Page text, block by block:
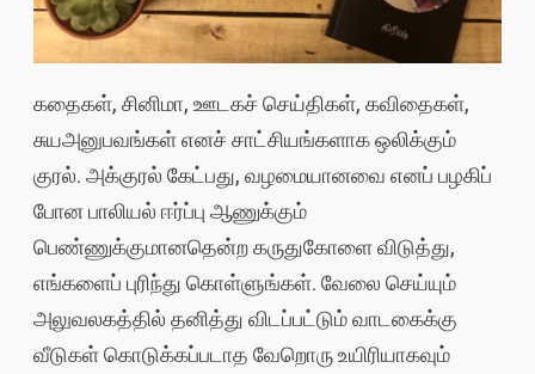
கதைகள், சினிமா, ஊடகச் செய்திகள், கவிதைகள்,
சுயஅனுபவங்கள் எனச் சாட்சியங்களாக ஒலிக்கும்
குரல். அக்குரல் கேட்பது, வழமையானவை எனப் பழகிப்
போன பாலியல் ஈர்ப்பு ஆணுக்கும்
பெண்ணுக்குமானதென்ற கருதுகோளை விடுத்து,
எங்களைப் புரிந்து கொள்ளுங்கள். வேலை செய்யும்
அலுவலகத்தில் தனித்து விடப்பட்டும் வாடகைக்கு
வீடுகள் கொடுக்கப்படாத வேறொரு உயிரியாகவும்